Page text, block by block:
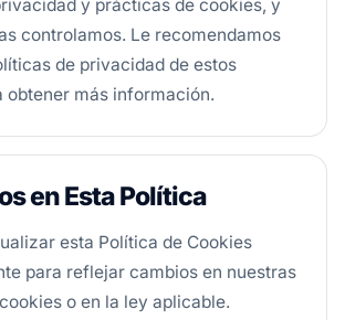
y prácticas de cookies, y
controlamos. Le recomendamos
de privacidad de estos
obtener más información.
en Esta Política
esta Política de Cookies
para reflejar cambios en nuestras
o en la ley aplicable.